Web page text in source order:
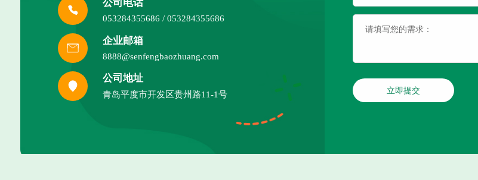
公司电话
053284355686 / 053284355686
企业邮箱
8888@senfengbaozhuang.com
公司地址
青岛平度市开发区贵州路11-1号 立即提交